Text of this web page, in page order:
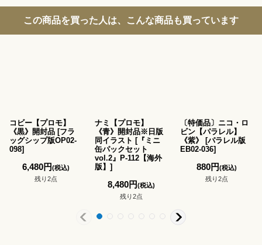
この商品を買った人は、こんな商品も買っています
コビー【プロモ】
《黒》開封品 [フラ
ッグシップ版OP02-
098]
6,480円(税込)
残り2点
ナミ【プロモ】
《青》開封品※日版
同イラスト [『ミニ
缶パックセット
vol.2』P-112【海外
版】 ]
8,480円(税込)
残り2点
〔特価品〕ニコ・ロ
ビン【パラレル】
《紫》
[パラレル版
EB02-036]
880円(税込)
残り2点